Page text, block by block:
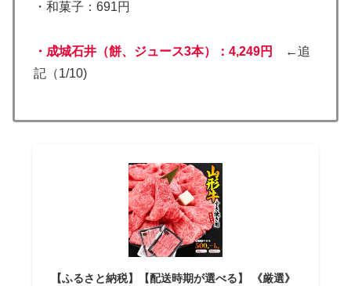
・和菓子：691円
・成城石井（餅、ジュース3本）：4,249円
←追
記（1/10)
【ふるさと納税】【配送時期が選べる】 《厳選》